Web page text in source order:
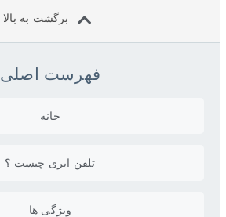
برگشت به بالا
فهرست اصلی
خانه
تلفن ابری چیست ؟
ویژگی ها